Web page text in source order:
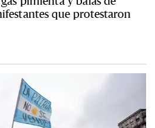
que protestaron